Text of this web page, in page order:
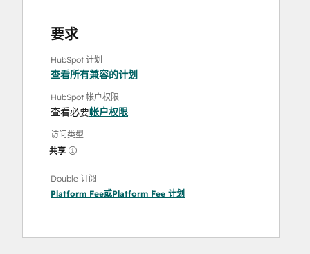
要求
HubSpot 计划
查看所有兼容的计划
HubSpot 帐户权限
查看必要帐户权限
访问类型
共享
Double 订阅
Platform Fee或Platform Fee 计划